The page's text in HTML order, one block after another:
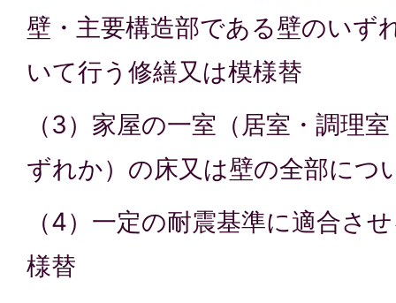
壁・主要構造部である壁のいず
いて行う修繕又は模様替
（3）家屋の一室（居室・調理
ずれか）の床又は壁の全部につ
（4）一定の耐震基準に適合さ
様替